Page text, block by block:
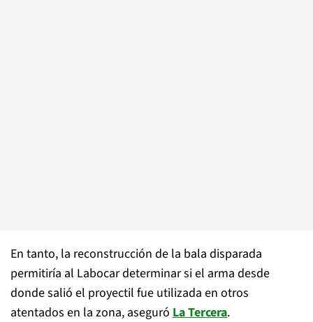
En tanto, la reconstrucción de la bala disparada
permitiría al Labocar determinar si el arma desde
donde salió el proyectil fue utilizada en otros
atentados en la zona, aseguró La Tercera.